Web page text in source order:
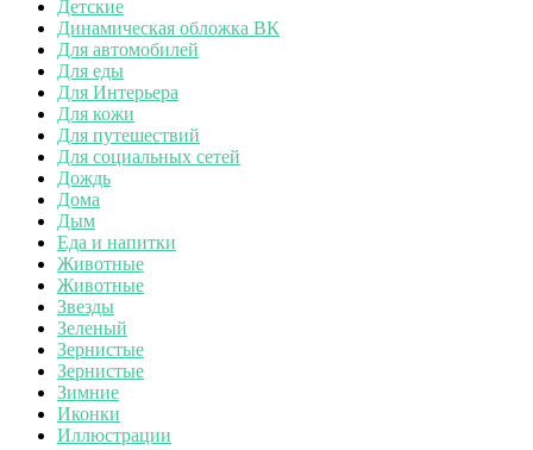
Детские
Динамическая обложка ВК
Для автомобилей
Для еды
Для Интерьера
Для кожи
Для путешествий
Для социальных сетей
Дождь
Дома
Дым
Еда и напитки
Животные
Животные
Звезды
Зеленый
Зернистые
Зернистые
Зимние
Иконки
Иллюстрации